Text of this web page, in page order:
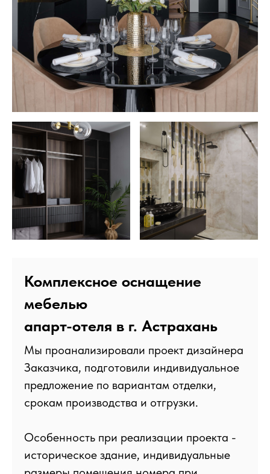
Комплексное оснащение
мебелью
апарт-отеля в г. Астрахань
Мы проанализировали проект дизайнера
Заказчика, подготовили индивидуальное
предложение по вариантам отделки,
срокам производства и отгрузки.
Особенность при реализации проекта -
историческое здание, индивидуальные